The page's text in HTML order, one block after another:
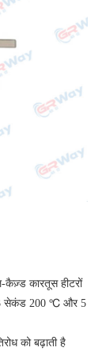
कैज़्ड कारतूस हीटरों
3 सेकंड 200 ℃ और 5
को बढ़ाती है